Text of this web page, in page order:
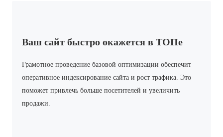
Ваш сайт быстро окажется в ТОПе
Грамотное проведение базовой оптимизации обеспечит
оперативное индексирование сайта и рост трафика. Это
поможет привлечь больше посетителей и увеличить
продажи.